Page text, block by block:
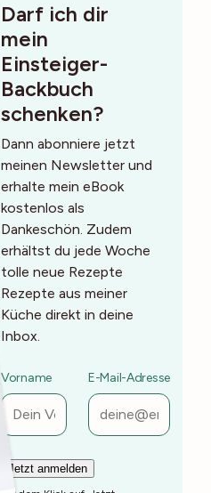
Darf ich dir
mein
Einsteiger-
Backbuch
schenken?
Dann abonniere jetzt
meinen Newsletter und
erhalte mein eBook
kostenlos als
Dankeschön. Zudem
erhältst du jede Woche
tolle neue Rezepte
Rezepte aus meiner
Küche direkt in deine
Inbox.
Vorname E-Mail-Adresse